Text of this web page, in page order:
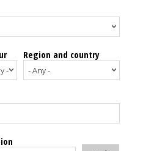
Region and country